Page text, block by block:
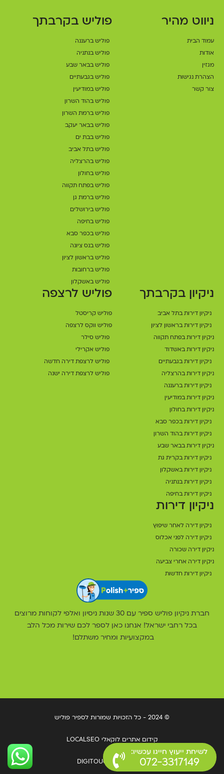
ניווט מהיר
עמוד הבית
אודות
מגזין
הצהרת נגישות
צור קשר
פוליש בקרבתך
פוליש ברעננה
פוליש בנתניה
פוליש בבאר שבע
פוליש בגבעתיים
פוליש במודיעין
פוליש בהוד השרון
פוליש ברמת השרון
פוליש בבאר יעקב
פוליש בבת ים
פוליש בתל אביב
פוליש בהרצליה
פוליש בחולון
פוליש בפתח תקווה
פוליש ברמת גן
פוליש בירושלים
פוליש בחיפה
פוליש בכפר סבא
פוליש בנס ציונה
פוליש בראשון לציון
פוליש ברחובות
פוליש באשקלון
ניקיון בקרבתך
ניקיון דירות בתל אביב
ניקיון דירות בראשון לציון
ניקיון דירות בפתח תקווה
ניקיון דירות באשדוד
ניקיון דירות בגבעתיים
ניקיון דירות בהרצליה
ניקיון דירות ברעננה
ניקיון דירות במודיעין
ניקיון דירות בחולון
ניקיון דירות בכפר סבא
ניקיון דירות בהוד השרון
ניקיון דירות בבאר שבע
ניקיון דירות בקרית גת
ניקיון דירות באשקלון
ניקיון דירות בנתניה
ניקיון דירות בחיפה
פוליש לרצפה
פוליש קריסטל
פוליש ווקס לרצפה
פוליש סילר
פוליש אקרילי
פוליש לרצפת דירה חדשה
פוליש לרצפת דירה ישנה
ניקיון דירות
ניקיון דירה לאחר שיפוץ
ניקיון דירה לפני אכלוס
ניקיון דירה שכורה
ניקיון דירה אחרי צביעה
ניקיון דירות חדשות
חברת ניקיון פוליש ספיר עם 30 שנות ניסיון ואלפי לקוחות מרוצים
בכל רחבי ישראל! אנחנו כאן לספר לכם שירות מכל הלב
במקצועיות ומחיר משתלם!
לשיחת ייעוץ חייגו עכשיו:
072-3317149
© 2024 - כל הזכויות שמורות לספיר פוליש
קידום אתרים לוקאלי LOCALSEO
בניית אתרים DIGITOUCH